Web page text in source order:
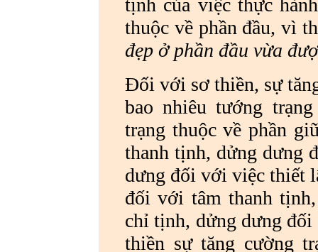
tịnh của việc thực
thuộc về phần đầu, vì
đẹp ở phần đầu vừa
Đối với sơ thiền, sự
bao nhiêu tướng
trạng thuộc về phần
thanh tịnh, dửng dưng
dưng đối với việc thiết
đối với tâm thanh
chỉ tịnh, dửng dưng
thiền sự tăng cường